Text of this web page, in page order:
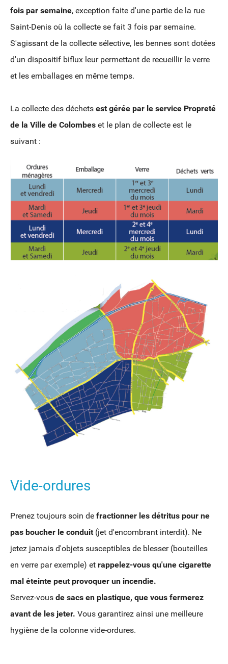
fois par semaine, exception faite d'une partie de la rue
Saint-Denis où la collecte se fait 3 fois par semaine.
S'agissant de la collecte sélective, les bennes sont dotées
d'un dispositif biflux leur permettant de recueillir le verre
et les emballages en même temps.
La collecte des déchets est gérée par le service Propreté
de la Ville de Colombes et le plan de collecte est le
suivant :
Vide-ordures
Prenez toujours soin de fractionner les détritus pour ne
pas boucher le conduit (jet d'encombrant interdit). Ne
jetez jamais d'objets susceptibles de blesser (bouteilles
en verre par exemple) et rappelez-vous qu'une cigarette
mal éteinte peut provoquer un incendie.
Servez-vous de sacs en plastique, que vous fermerez
avant de les jeter. Vous garantirez ainsi une meilleure
hygiène de la colonne vide-ordures.